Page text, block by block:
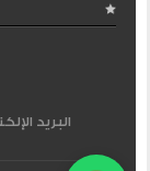
البريد